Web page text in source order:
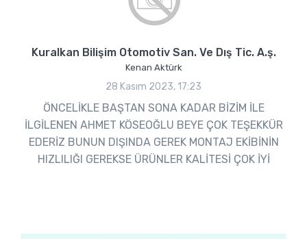
Kuralkan Bilişim Otomotiv San. Ve Dış Tic. A.ş.
Kenan Aktürk
28 Kasım 2023, 17:23
ÖNCELİKLE BAŞTAN SONA KADAR BİZİM İLE
İLGİLENEN AHMET KÖSEOĞLU BEYE ÇOK TEŞEKKÜR
EDERİZ BUNUN DIŞINDA GEREK MONTAJ EKİBİNİN
HIZLILIĞI GEREKSE ÜRÜNLER KALİTESİ ÇOK İYİ